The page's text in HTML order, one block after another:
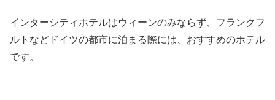
インターシティホテルはウィーンのみならず、フランクフ
ルトなどドイツの都市に泊まる際には、おすすめのホテル
です。